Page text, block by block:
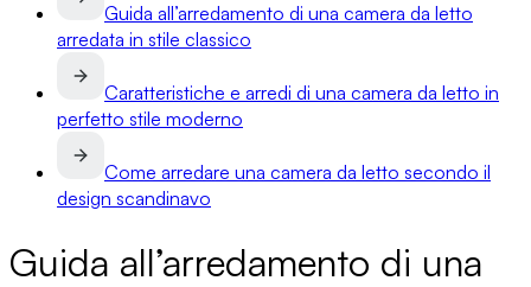
Guida all’arredamento di una camera da letto
arredata in stile classico
Caratteristiche e arredi di una camera da letto in
perfetto stile moderno
Come arredare una camera da letto secondo il
design scandinavo
Guida all’arredamento di una